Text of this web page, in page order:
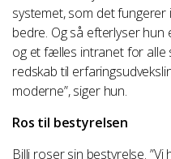
systemet, som det
bedre. Og så efterlyser
og et fælles intranet for alle
redskab til
moderne”, siger hun.
Ros til bestyrelsen
Billi roser sin bestyrelse.